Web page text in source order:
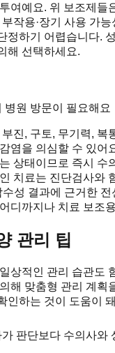
여예요. 위 보조제들
작용·장기 사용 가능
정하기 어렵습니다.
해 선택하세요.
병원 방문이 필요해요
진, 구토, 무기력, 복
염을 의심할 수 있어
상태이므로 즉시 수
치료는 진단검사와
수성 결과에 근거한
디까지나 치료 보조
관리 팁
상적인 관리 습관도
해 맞춤형 관리 계획
인하는 것이 도움이
판단보다 수의사와